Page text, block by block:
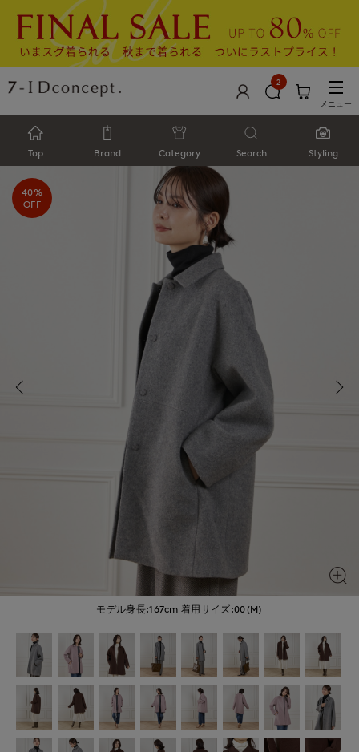
2
メニュー
Top Brand Category Search Styling
モデル身長:167cm 着用サイズ:00(M)
40%
OFF